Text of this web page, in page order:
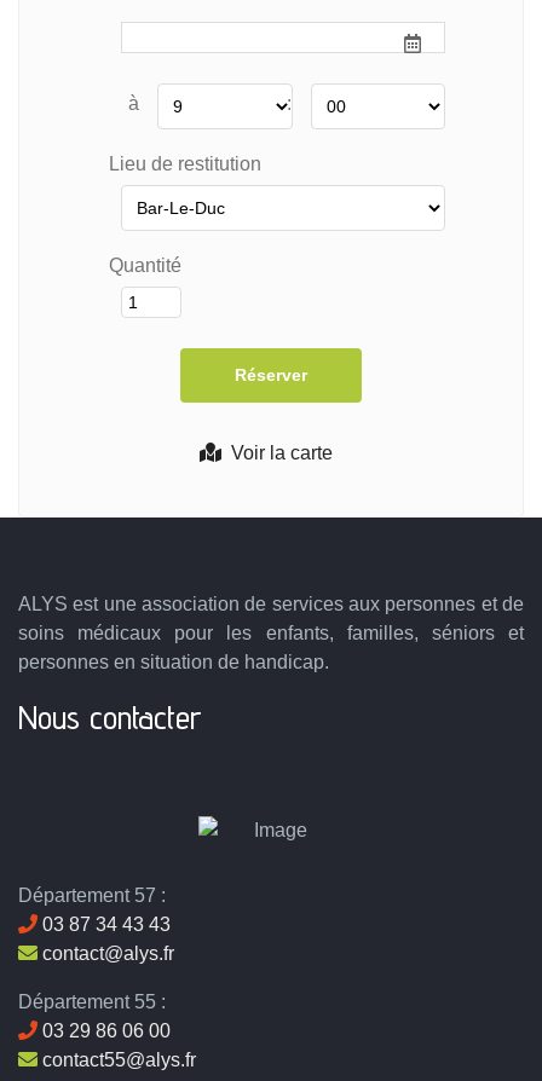
Voir la carte
à :
Lieu de restitution
Quantité
ALYS est une association de services aux personnes et de
soins médicaux pour les enfants, familles, séniors et
personnes en situation de handicap.
Nous contacter
Département 57 :
03 87 34 43 43
contact@alys.fr
Département 55 :
03 29 86 06 00
contact55@alys.fr